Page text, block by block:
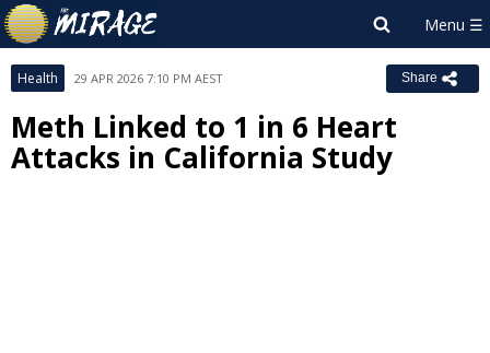
Health 29 APR 2026 7:10 PM AEST Share
Meth Linked to 1 in 6 Heart
Attacks in California Study